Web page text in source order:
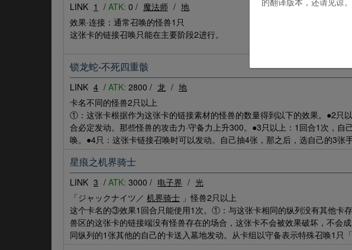
LINK 1 / ATK: 0 / 魔法师 / 地
效果·连接：通常召唤的怪兽1只
这张卡的链接召唤只能在主要阶段2进行。
锁龙蛇-不死四重骸
LINK 4 / ATK: 2800 / 龙 / 地
卡名不同的怪兽2只以上
①：这张卡根据作为这张卡的链接素材的怪兽的数量得到以下的效果。●2只
合必定发动。那些怪兽的攻击力·守备力上升300。●3只以上：1回合1次，自
唤。●4只：这张卡链接召唤时可以发动。自己抽4张，那之后，选自己的3张
星痕之机界骑士
LINK 3 / ATK: 3000 / 电子界 / 光
「ジャックナイツ／ 机界骑士 」怪兽2只以上
这个卡名的③效果1回合只能使用1次。①：与这张卡相同的纵列没有其他卡
兽区的这张卡的链接端没有怪兽存在的场合，这张卡不会被效果破坏，不会
同纵列的1张其他的自己的卡送入墓地发动。从卡组以守备表示特殊召唤1只